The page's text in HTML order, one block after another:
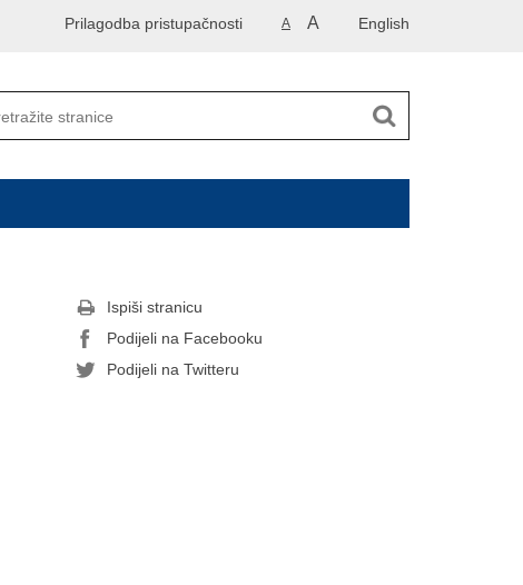
English
A A
Prilagodba pristupačnosti
Ispiši stranicu
Podijeli na Facebooku
Podijeli na Twitteru